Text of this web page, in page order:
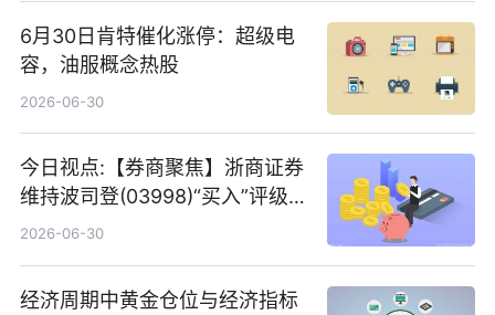
6月30日肯特催化涨停：超级电
容，油服概念热股
2026-06-30
今日视点:【券商聚焦】浙商证券
维持波司登(03998)“买入”评级
指其业绩高质量稳增长
2026-06-30
经济周期中黄金仓位与经济指标